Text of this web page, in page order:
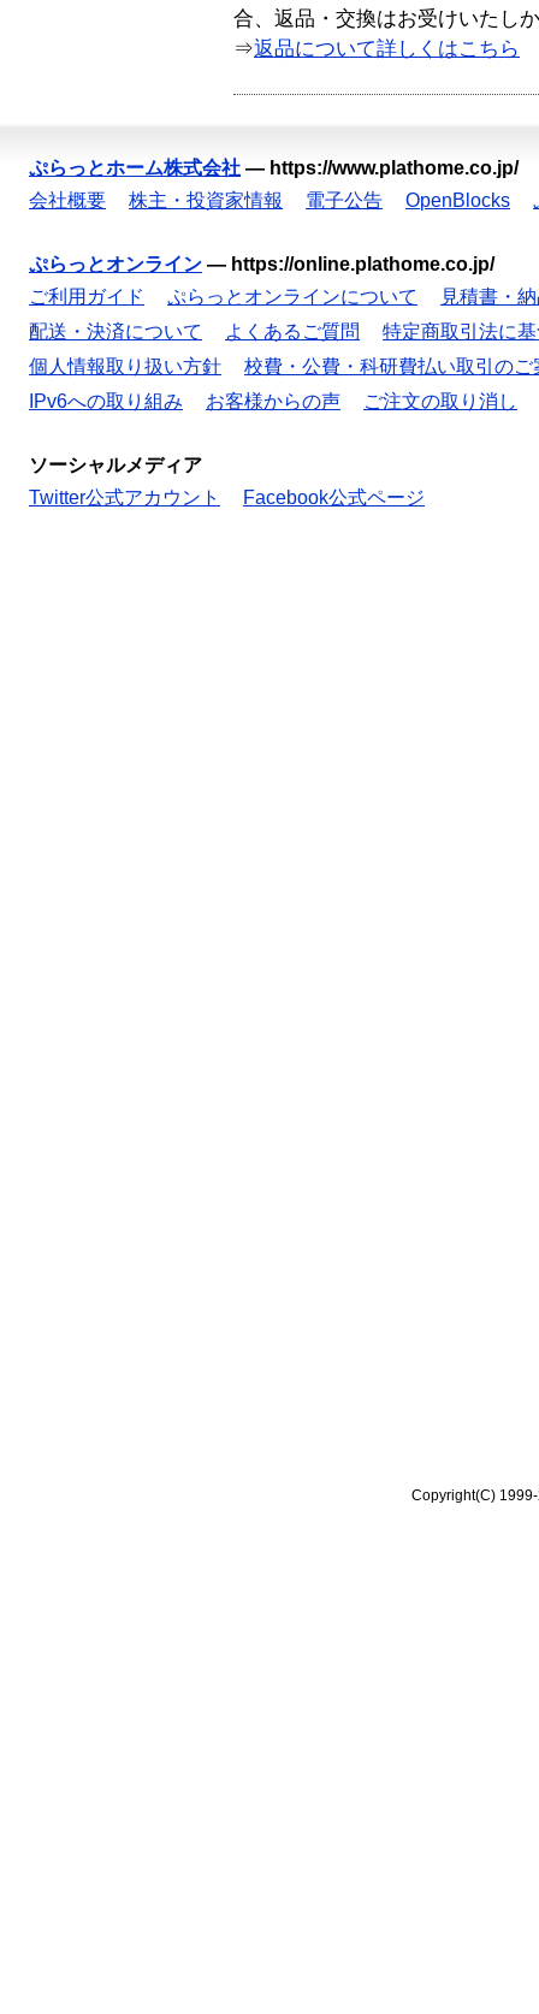
合、返品・交換はお受けいたし
⇒返品について詳しくはこちら
ぷらっとホーム株式会社 — https://www.plathome.co.jp/
会社概要
株主・投資家情報 電子公告 OpenBlocks
ぷらっとオンライン — https://online.plathome.co.jp/
ご利用ガイド
ぷらっとオンラインについて
見積書・
配送・決済について
よくあるご質問
特定商取引法に
個人情報取り扱い方針
校費・公費・科研費払い取引のご
IPv6への取り組み
お客様からの声 ご注文の取り消し
ソーシャルメディア
Twitter公式アカウント
Facebook公式ページ
Copyright(C)